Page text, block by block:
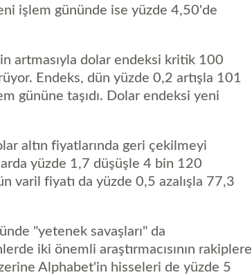
işlem gününde ise yüzde 4,50'de
artmasıyla dolar endeksi kritik 100
Endeks, dün yüzde 0,2 artışla 101
gününe taşıdı. Dolar endeksi yeni
altın fiyatlarında geri çekilmeyi
yüzde 1,7 düşüşle 4 bin 120
varil fiyatı da yüzde 0,5 azalışla 77,3
"yetenek savaşları" da
iki önemli araştırmacısının rakiplere
Alphabet'in hisseleri de yüzde 5